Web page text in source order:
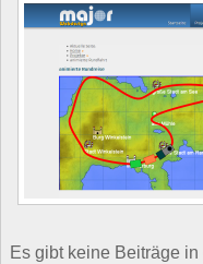
Es gibt keine Beiträge